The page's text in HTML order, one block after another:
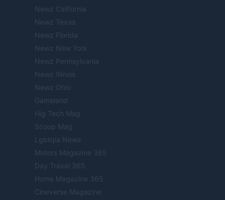
Newz California
Newz Texas
Newz Florida
Newz New York
Newz Pennsylvania
Newz Illinois
Newz Ohio
Gameland
Hig Tech Mag
Scoop Mag
Lgbtqia News
Motors Magazine 365
Day Travel 365
Home Magazine 365
Cineverse Magazine